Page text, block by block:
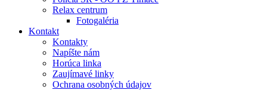
Relax centrum
Fotogaléria
Kontakt
Kontakty
Napíšte nám
Horúca linka
Zaujímavé linky
Ochrana osobných údajov